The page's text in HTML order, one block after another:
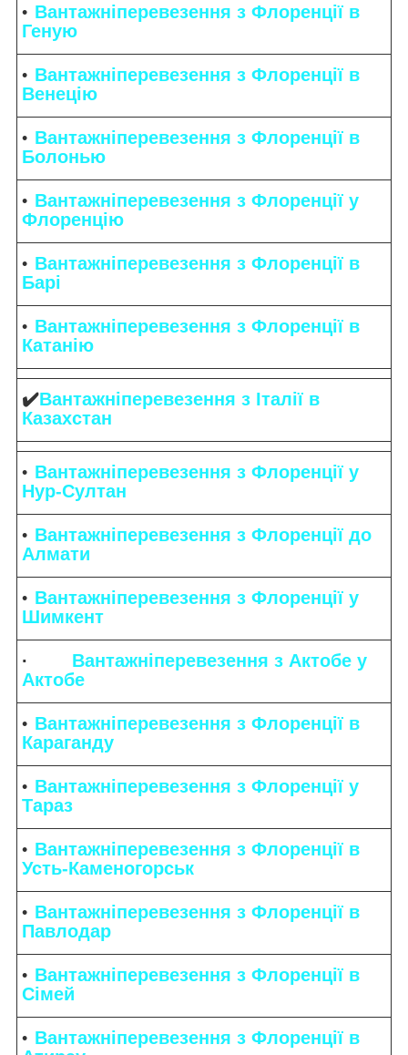
Вантажніперевезення з Флоренції в
Геную
Вантажніперевезення з Флоренції в
Венецію
Вантажніперевезення з Флоренції в
Болонью
Вантажніперевезення з Флоренції у
Флоренцію
Вантажніперевезення з Флоренції в
Барі
Вантажніперевезення з Флоренції в
Катанію
✔️Вантажніперевезення з Італії в
Казахстан
Вантажніперевезення з Флоренції у
Нур-Султан
Вантажніперевезення з Флоренції до
Алмати
Вантажніперевезення з Флоренції у
Шимкент
· Вантажніперевезення з Актобе у
Актобе
Вантажніперевезення з Флоренції в
Караганду
Вантажніперевезення з Флоренції у
Тараз
Вантажніперевезення з Флоренції в
Усть-Каменогорськ
Вантажніперевезення з Флоренції в
Павлодар
Вантажніперевезення з Флоренції в
Сімей
Вантажніперевезення з Флоренції в